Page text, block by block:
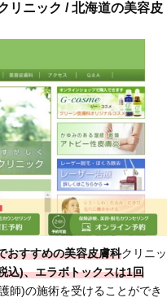
リニック / 北海道の美容皮
おすすめの美容皮膚科クリニッ
込)、エラボトックスは1回
師)の施術を受けることができ